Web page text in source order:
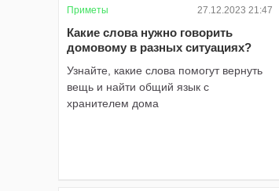
Приметы 27.12.2023 21:47
Какие слова нужно говорить
домовому в разных ситуациях?
Узнайте, какие слова помогут вернуть
вещь и найти общий язык с
хранителем дома